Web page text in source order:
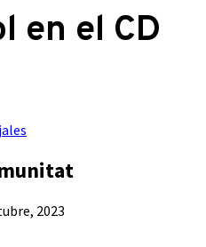
en el CD
2023